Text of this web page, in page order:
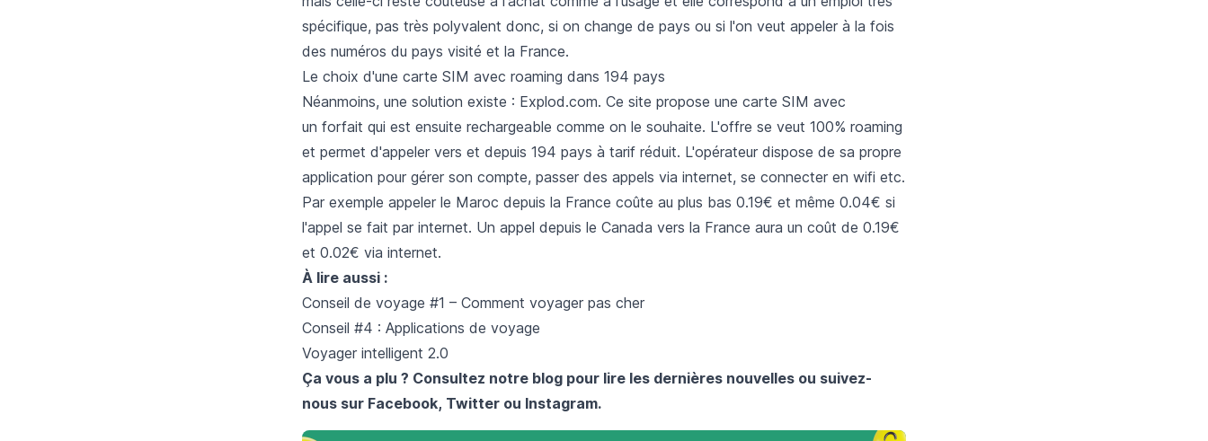
spécifique, pas très polyvalent donc, si on change de pays ou si l'on veut appeler à la fois
des numéros du pays visité et la France.
Le choix d'une carte SIM avec roaming dans 194 pays
Néanmoins, une solution existe : Explod.com. Ce site propose une carte SIM avec
un forfait qui est ensuite rechargeable comme on le souhaite. L'offre se veut 100% roaming
et permet d'appeler vers et depuis 194 pays à tarif réduit. L'opérateur dispose de sa propre
application pour gérer son compte, passer des appels via internet, se connecter en wifi etc.
Par exemple appeler le Maroc depuis la France coûte au plus bas 0.19€ et même 0.04€ si
l'appel se fait par internet. Un appel depuis le Canada vers la France aura un coût de 0.19€
et 0.02€ via internet.
À lire aussi :
Conseil de voyage #1 – Comment voyager pas cher
Conseil #4 : Applications de voyage
Voyager intelligent 2.0
Ça vous a plu ? Consultez notre blog pour lire les dernières nouvelles ou suivez-
nous sur Facebook, Twitter ou Instagram.